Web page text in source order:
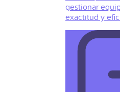
gestionar
exactitud y